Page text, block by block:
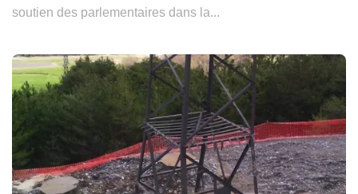
soutien des parlementaires dans la...